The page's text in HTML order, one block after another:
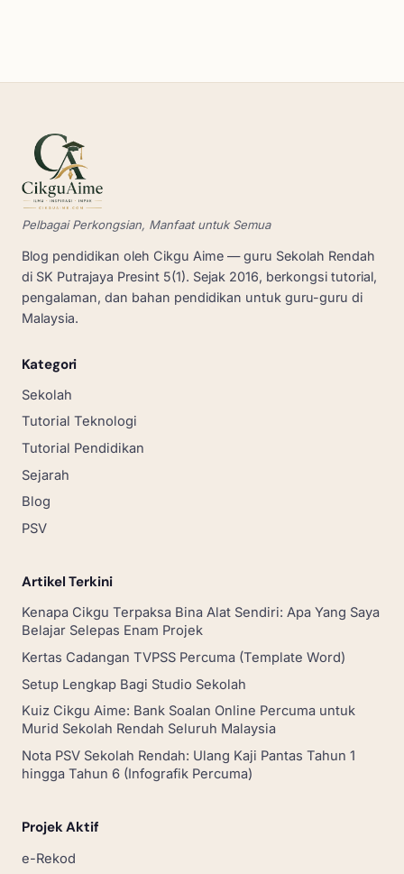
Pelbagai Perkongsian, Manfaat untuk Semua
Blog pendidikan oleh Cikgu Aime — guru Sekolah Rendah
di SK Putrajaya Presint 5(1). Sejak 2016, berkongsi tutorial,
pengalaman, dan bahan pendidikan untuk guru-guru di
Malaysia.
Kategori
Sekolah
Tutorial Teknologi
Tutorial Pendidikan
Sejarah
Blog
PSV
Artikel Terkini
Kenapa Cikgu Terpaksa Bina Alat Sendiri: Apa Yang Saya
Belajar Selepas Enam Projek
Kertas Cadangan TVPSS Percuma (Template Word)
Setup Lengkap Bagi Studio Sekolah
Kuiz Cikgu Aime: Bank Soalan Online Percuma untuk
Murid Sekolah Rendah Seluruh Malaysia
Nota PSV Sekolah Rendah: Ulang Kaji Pantas Tahun 1
hingga Tahun 6 (Infografik Percuma)
Projek Aktif
e-Rekod